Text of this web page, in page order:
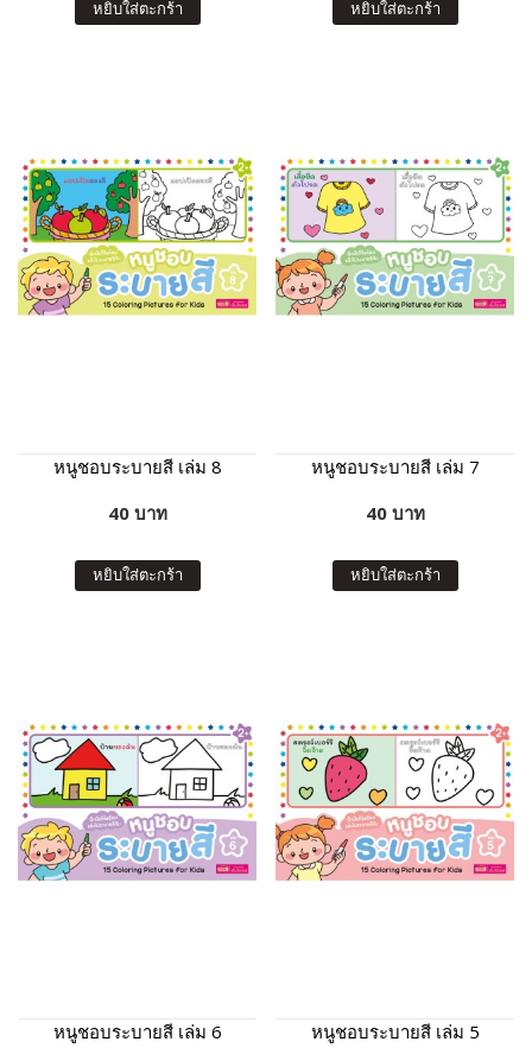
หยิบใส่ตะกร้า หยิบใส่ตะกร้า
หนูชอบระบายสี เล่ม 8
40 บาท
หยิบใส่ตะกร้า
หนูชอบระบายสี เล่ม 7
40 บาท
หยิบใส่ตะกร้า
หนูชอบระบายสี เล่ม 6
หนูชอบระบายสี เล่ม 5